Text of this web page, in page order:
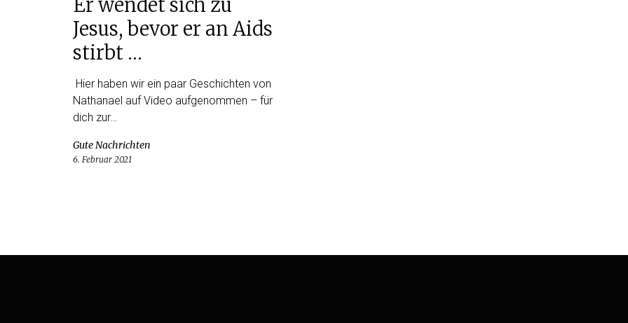
Er wendet sich zu
Jesus, bevor er an Aids
stirbt …
Hier haben wir ein paar Geschichten von
Nathanael auf Video aufgenommen – für
dich zur…
Gute Nachrichten
6. Februar 2021